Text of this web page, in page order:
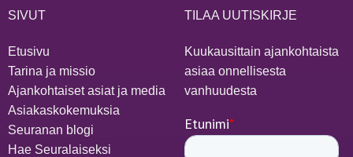
SIVUT
Etusivu
Tarina ja missio
Ajankohtaiset asiat ja media
Asiakaskokemuksia
Seuranan blogi
Hae Seuralaiseksi
TILAA UUTISKIRJE
Kuukausittain ajankohtaista
asiaa onnellisesta
vanhuudesta